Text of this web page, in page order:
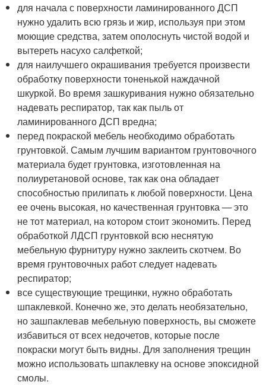
для начала с поверхности ламинированного ДСП
нужно удалить всю грязь и жир, используя при этом
моющие средства, затем ополоснуть чистой водой и
вытереть насухо салфеткой;
для наилучшего окрашивания требуется произвести
обработку поверхности тоненькой наждачной
шкуркой. Во время зашкуривания нужно обязательно
надевать респиратор, так как пыль от
ламинированного ДСП вредна;
перед покраской мебель необходимо обработать
грунтовкой. Самым лучшим вариантом грунтовочного
материала будет грунтовка, изготовленная на
полиуретановой основе, так как она обладает
способностью прилипать к любой поверхности. Цена
ее очень высокая, но качественная грунтовка — это
не тот материал, на котором стоит экономить. Перед
обработкой ЛДСП грунтовкой всю неснятую
мебельную фурнитуру нужно заклеить скотчем. Во
время грунтовочных работ следует надевать
респиратор;
все существующие трещинки, нужно обработать
шпаклевкой. Конечно же, это делать необязательно,
но зашпаклевав мебельную поверхность, вы сможете
избавиться от всех недочетов, которые после
покраски могут быть видны. Для заполнения трещин
можно использовать шпаклевку на основе эпоксидной
смолы.